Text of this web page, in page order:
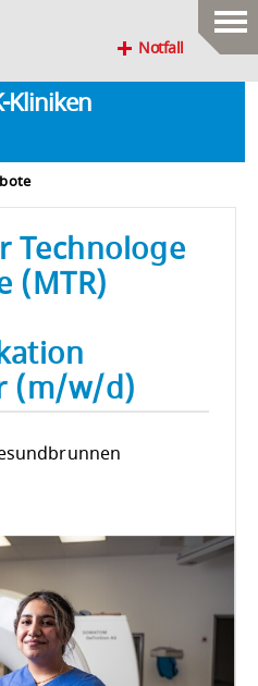
Notfall
Kliniken
Technologe
(MTR)
(m/w/d)